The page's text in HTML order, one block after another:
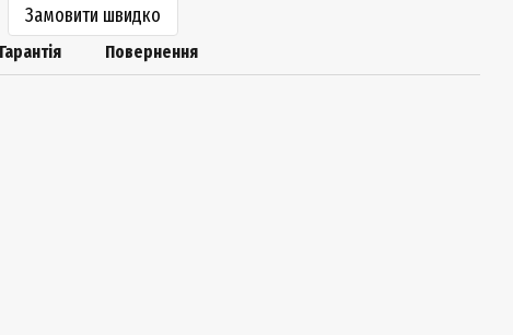
Замовити швидко
Гарантія Повернення